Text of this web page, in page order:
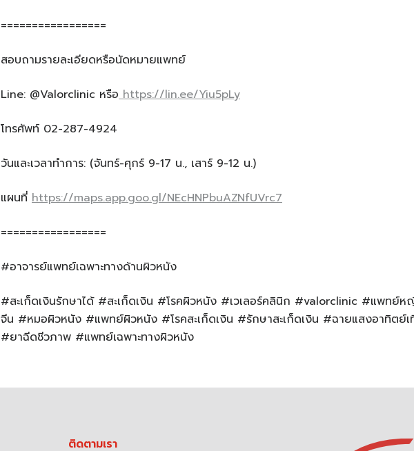
=================
สอบถามรายละเอียดหรือนัดหมายแพทย์
Line: @Valorclinic หรือhttps://lin.ee/Yiu5pLy
โทรศัพท์ 02-287-4924
วันและเวลาทำการ: (จันทร์-ศุกร์ 9-17 น., เสาร์ 9-12 น.)
แผนที่ https://maps.app.goo.gl/NEcHNPbuAZNfUVrc7
=================
#อาจารย์แพทย์เฉพาะทางด้านผิวหนัง
#สะเก็ดเงินรักษาได้ #สะเก็ดเงิน #โรคผิวหนัง #เวเลอร์คลินิก #valorclinic #แพทย์
จีน #หมอผิวหนัง #แพทย์ผิวหนัง #โรคสะเก็ดเงิน #รักษาสะเก็ดเงิน #ฉายแสงอาทิตย์เ
#ยาฉีดชีวภาพ #แพทย์เฉพาะทางผิวหนัง
ติดตามเรา